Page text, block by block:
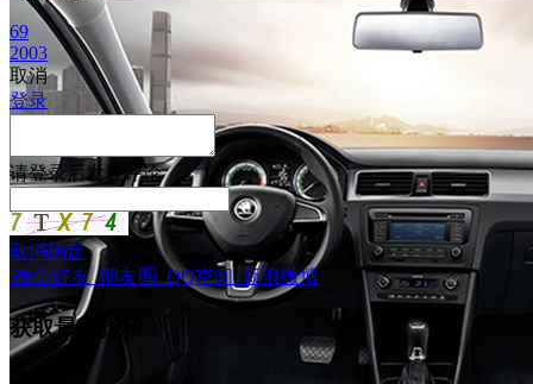
69
2003
取消
登录
请登录后发表评论
取消确定
微信好友 朋友圈 QQ空间 新浪微博
获取最低报价